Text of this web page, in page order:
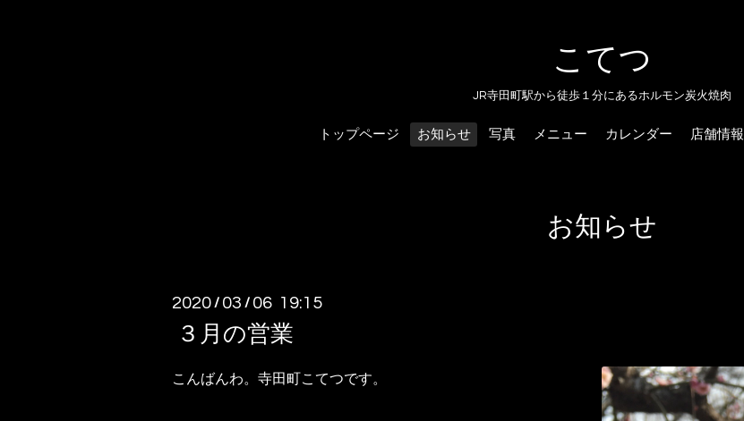
こてつ
JR寺田町駅から徒歩１分にあるホルモン炭火焼肉
トップページ お知らせ 写真 メニュー カレンダー 店舗情報
お知らせ
2020 / 03 / 06 19:15
３月の営業
こんばんわ。寺田町こてつです。